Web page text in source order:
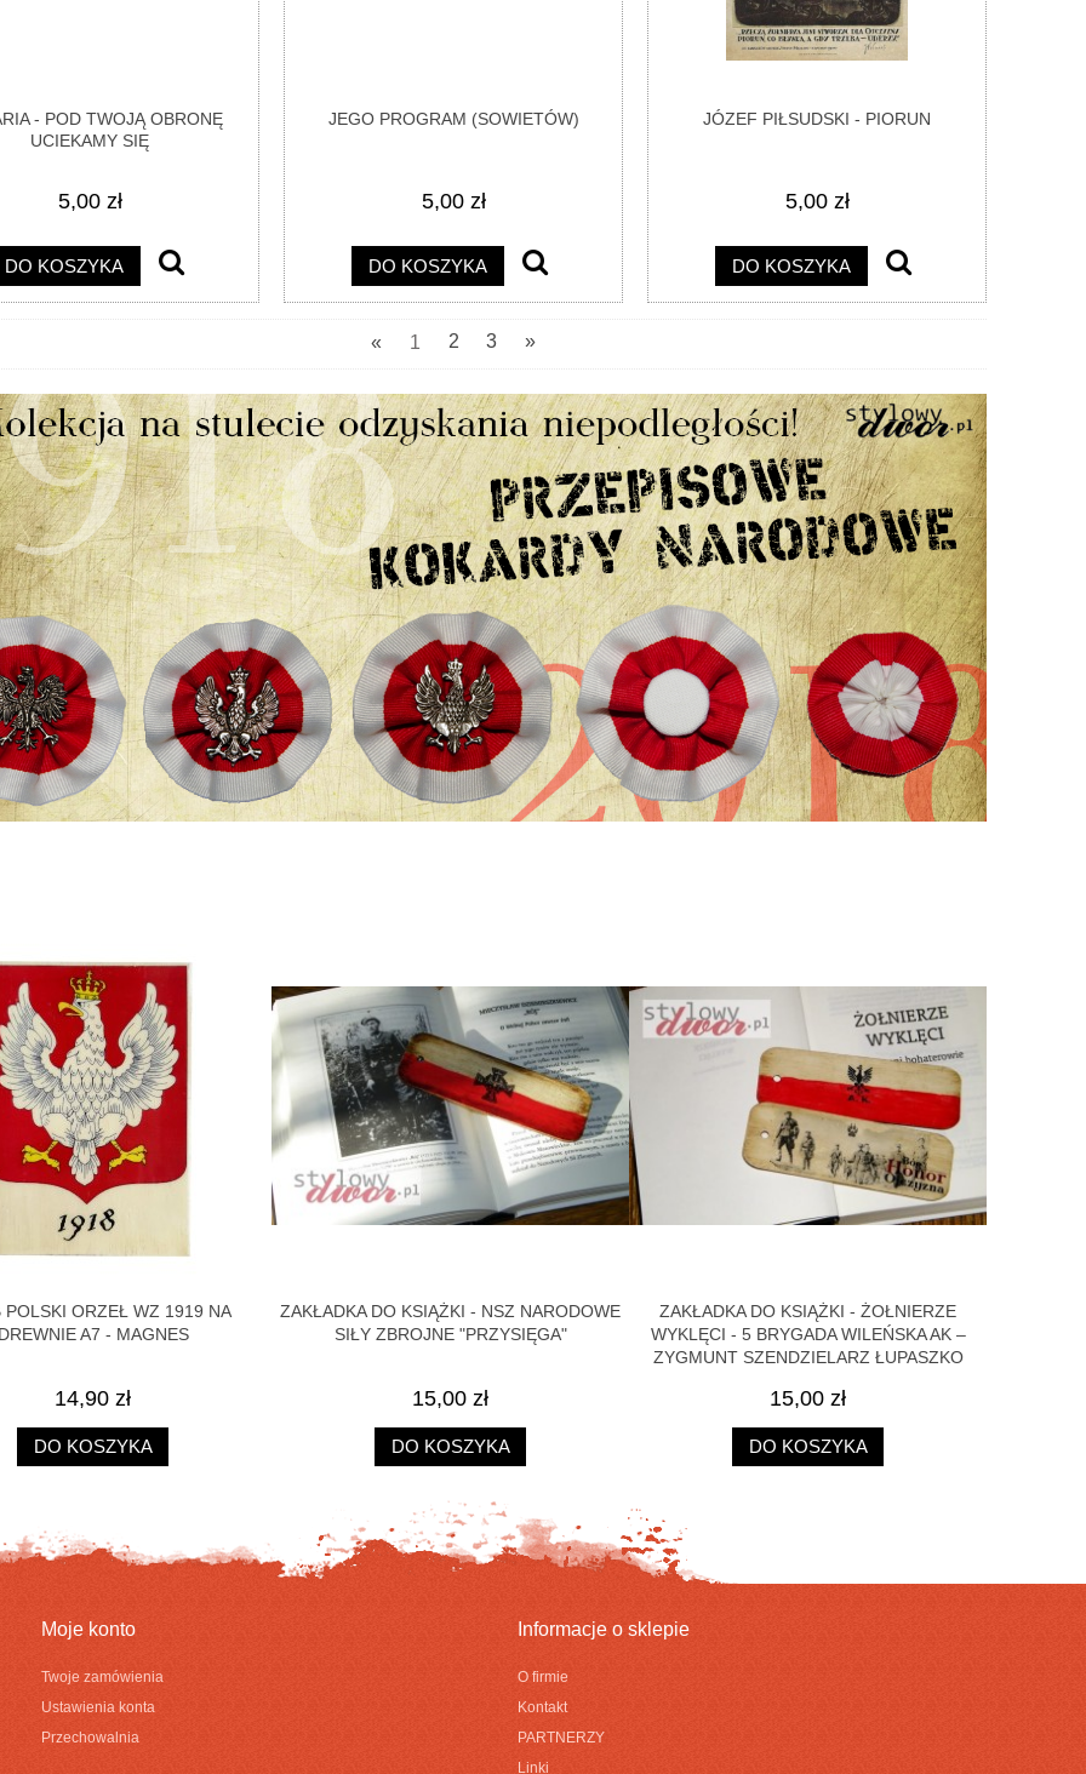
- POD TWOJĄ OBRONĘ
UCIEKAMY SIĘ
5,00 zł
DO KOSZYKA
JEGO PROGRAM (SOWIETÓW)
5,00 zł
DO KOSZYKA
JÓZEF PIŁSUDSKI - PIORUN
5,00 zł
DO KOSZYKA
« 1 2 3 »
POLSKI ORZEŁ WZ 1919 NA
A7 - MAGNES
14,90 zł
DO KOSZYKA
ZAKŁADKA DO KSIĄŻKI - NSZ NARODOWE
SIŁY ZBROJNE "PRZYSIĘGA"
15,00 zł
DO KOSZYKA
ZAKŁADKA DO KSIĄŻKI - ŻOŁNIERZE
WYKLĘCI - 5 BRYGADA WILEŃSKA AK –
ZYGMUNT SZENDZIELARZ ŁUPASZKO
15,00 zł
DO KOSZYKA
Moje konto
Twoje zamówienia
Ustawienia konta
Przechowalnia
Informacje o sklepie
O firmie
Kontakt
PARTNERZY
Linki